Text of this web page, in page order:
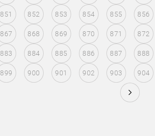
851 852 853 854 855 856
867 868 869 870 871 872
883 884 885 886 887 888
899 900 901 902 903 904